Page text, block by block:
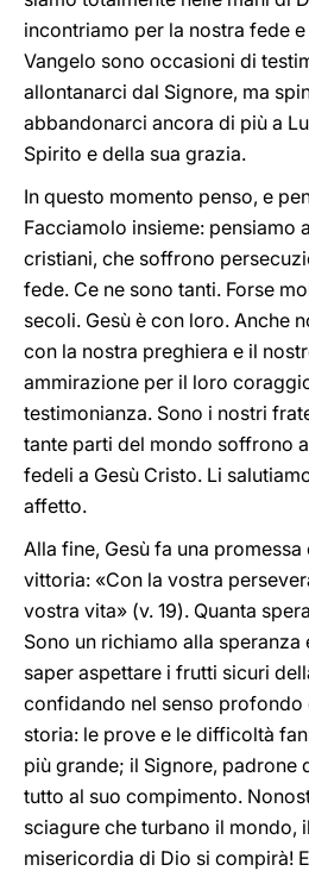
incontriamo per la nostra fede
Vangelo sono occasioni di
allontanarci dal Signore, ma
abbandonarci ancora di più a
Spirito e della sua grazia.
In questo momento penso, e
Facciamolo insieme: pensiamo
cristiani, che soffrono
fede. Ce ne sono tanti. Forse
secoli. Gesù è con loro. Anche
con la nostra preghiera e il
ammirazione per il loro
testimonianza. Sono i nostri
tante parti del mondo soffrono a
fedeli a Gesù Cristo. Li
affetto.
Alla fine, Gesù fa una
vittoria: «Con la vostra
vostra vita» (v. 19). Quanta
Sono un richiamo alla speranza
saper aspettare i frutti sicuri
confidando nel senso profondo
storia: le prove e le difficoltà
più grande; il Signore, padrone
tutto al suo compimento.
sciagure che turbano il mondo,
misericordia di Dio si compirà!